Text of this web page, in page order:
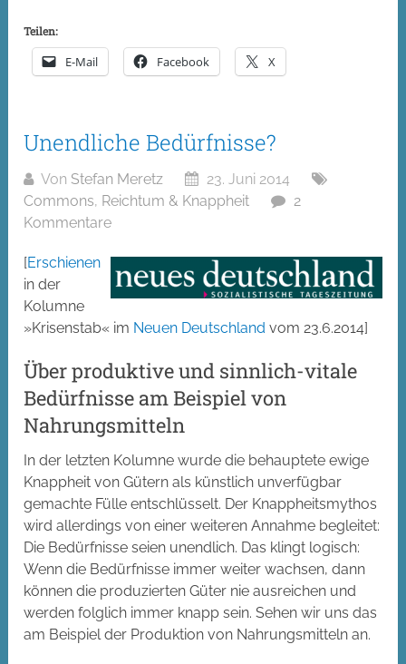
Teilen:
E-Mail Facebook X
Unendliche Bedürfnisse?
Von Stefan Meretz
23. Juni 2014
Commons, Reichtum & Knappheit
2
Kommentare
[Erschienen
in der
Kolumne
»Krisenstab« im Neuen Deutschland vom 23.6.2014]
Über produktive und sinnlich-vitale
Bedürfnisse am Beispiel von
Nahrungsmitteln
In der letzten Kolumne wurde die behauptete ewige
Knappheit von Gütern als künstlich unverfügbar
gemachte Fülle entschlüsselt. Der Knappheitsmythos
wird allerdings von einer weiteren Annahme begleitet:
Die Bedürfnisse seien unendlich. Das klingt logisch:
Wenn die Bedürfnisse immer weiter wachsen, dann
können die produzierten Güter nie ausreichen und
werden folglich immer knapp sein. Sehen wir uns das
am Beispiel der Produktion von Nahrungsmitteln an.